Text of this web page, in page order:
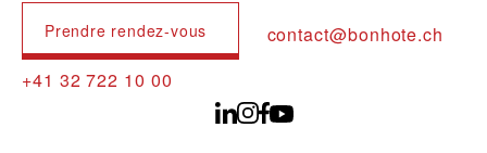
Prendre rendez-vous
contact@bonhote.ch
+41 32 722 10 00